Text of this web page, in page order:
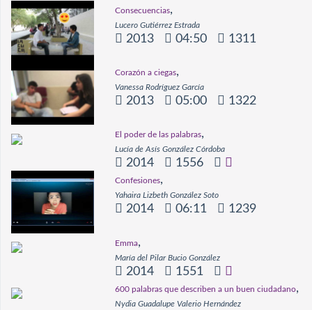
Consecuencias,
Lucero Gutiérrez Estrada
2013 04:50 1311
Corazón a ciegas,
Vanessa Rodríguez García
2013 05:00 1322
El poder de las palabras,
Lucía de Asís González Córdoba
2014 1556
Confesiones,
Yahaira Lizbeth González Soto
2014 06:11 1239
Emma,
María del Pilar Bucio González
2014 1551
600 palabras que describen a un buen ciudadano,
Nydia Guadalupe Valerio Hernández